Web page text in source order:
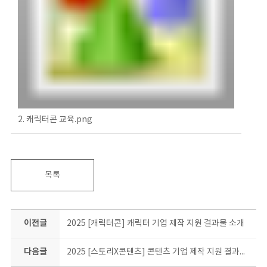
2. 캐릭터콘 교육.png
목록
이전글 2025 [캐릭터콘] 캐릭터 기업 제작 지원 결과물 소개
다음글 2025 [스토리X콘텐츠] 콘텐츠 기업 제작 지원 결과물 소개